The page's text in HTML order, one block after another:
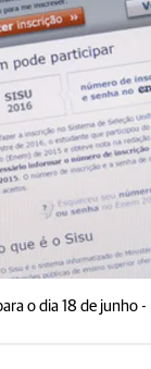
o dia 18 de junho -